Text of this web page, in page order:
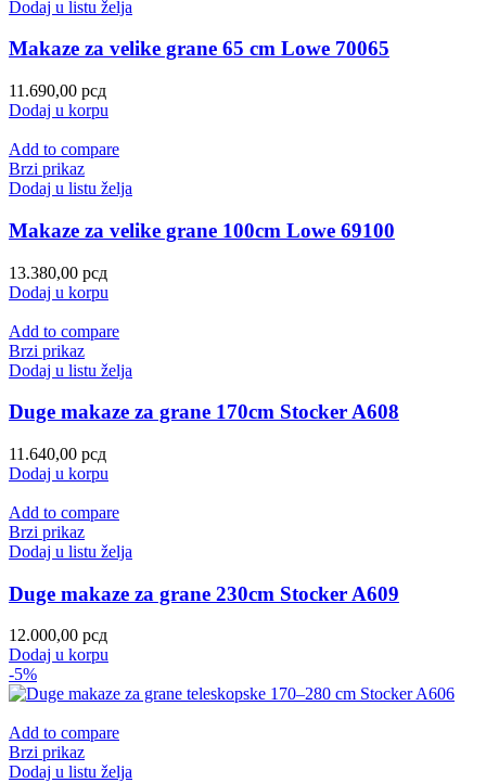
Dodaj u listu želja
Makaze za velike grane 65 cm Lowe 70065
11.690,00 рсд
Dodaj u korpu
Add to compare
Brzi prikaz
Dodaj u listu želja
Makaze za velike grane 100cm Lowe 69100
13.380,00 рсд
Dodaj u korpu
Add to compare
Brzi prikaz
Dodaj u listu želja
Duge makaze za grane 170cm Stocker A608
11.640,00 рсд
Dodaj u korpu
Add to compare
Brzi prikaz
Dodaj u listu želja
Duge makaze za grane 230cm Stocker A609
12.000,00 рсд
Dodaj u korpu
-5%
Add to compare
Brzi prikaz
Dodaj u listu želja